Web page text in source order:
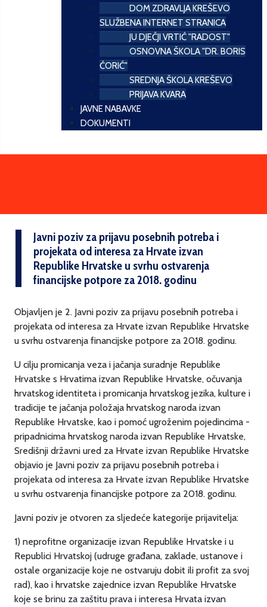
DOM ZDRAVLJA KREŠEVO
SLUŽBENA INTERNET STRANICA
JU DJEČJI VRTIĆ "RADOST"
OSNOVNA ŠKOLA "DR. BORIS
ĆORIĆ"
SREDNJA ŠKOLA KREŠEVO
PRIJAVA KVARA
JAVNE NABAVKE
DOKUMENTI
Javni poziv za prijavu posebnih potreba i
projekata od interesa za Hrvate izvan
Republike Hrvatske u svrhu ostvarenja
financijske potpore za 2018. godinu
Objavljen je 2. Javni poziv za prijavu posebnih potreba i
projekata od interesa za Hrvate izvan Republike Hrvatske
u svrhu ostvarenja financijske potpore za 2018. godinu.
U cilju promicanja veza i jačanja suradnje Republike
Hrvatske s Hrvatima izvan Republike Hrvatske, očuvanja
hrvatskog identiteta i promicanja hrvatskog jezika, kulture i
tradicije te jačanja položaja hrvatskog naroda izvan
Republike Hrvatske, kao i pomoć ugroženim pojedincima -
pripadnicima hrvatskog naroda izvan Republike Hrvatske,
Središnji državni ured za Hrvate izvan Republike Hrvatske
objavio je Javni poziv za prijavu posebnih potreba i
projekata od interesa za Hrvate izvan Republike Hrvatske
u svrhu ostvarenja financijske potpore za 2018. godinu.
Javni poziv je otvoren za sljedeće kategorije prijavitelja:
1) neprofitne organizacije izvan Republike Hrvatske i u
Republici Hrvatskoj (udruge građana, zaklade, ustanove i
ostale organizacije koje ne ostvaruju dobit ili profit za svoj
rad), kao i hrvatske zajednice izvan Republike Hrvatske
koje se brinu za zaštitu prava i interesa Hrvata izvan